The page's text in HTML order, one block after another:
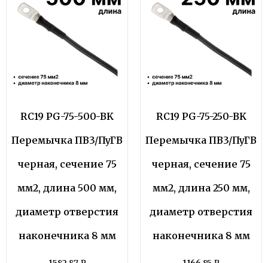
RC19 PG-75-500-BK
Перемычка ПВ3/ПуГВ
черная, сечение 75
мм2, длина 500 мм,
диаметр отверстия
наконечника 8 мм
RC19 PG-75-250-BK
Перемычка ПВ3/ПуГВ
черная, сечение 75
мм2, длина 250 мм,
диаметр отверстия
наконечника 8 мм